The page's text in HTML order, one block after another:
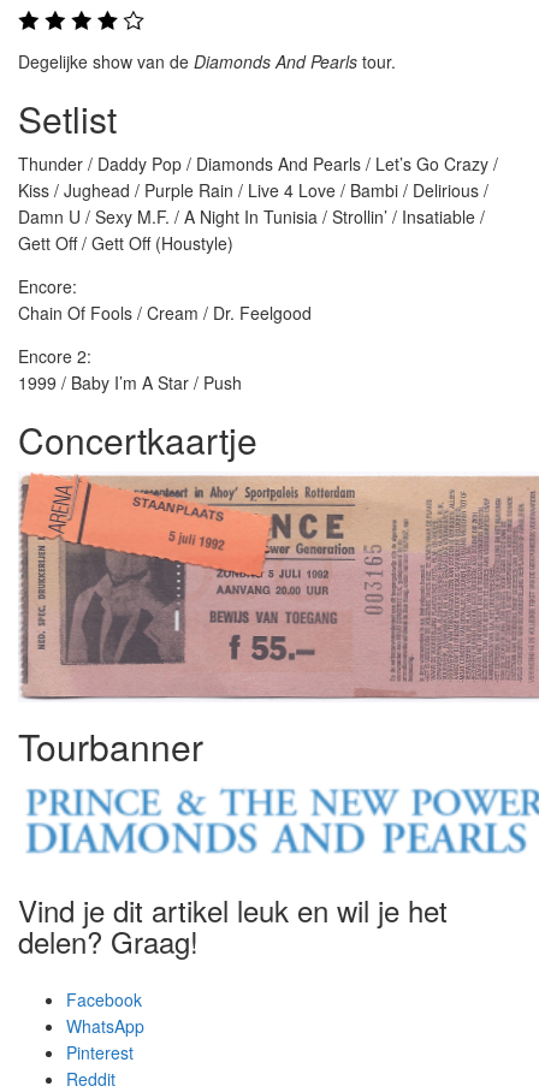
Degelijke show van de Diamonds And Pearls tour.
Setlist
Thunder / Daddy Pop / Diamonds And Pearls / Let’s Go Crazy /
Kiss / Jughead / Purple Rain / Live 4 Love / Bambi / Delirious /
Damn U / Sexy M.F. / A Night In Tunisia / Strollin’ / Insatiable /
Gett Off / Gett Off (Houstyle)
Encore:
Chain Of Fools / Cream / Dr. Feelgood
Encore 2:
1999 / Baby I’m A Star / Push
Concertkaartje
Tourbanner
Vind je dit artikel leuk en wil je het
delen? Graag!
Facebook
WhatsApp
Pinterest
Reddit